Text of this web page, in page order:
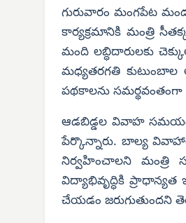
గురువారం మంగపేట
కార్యక్రమానికి మంత్రి
మంది లబ్ధిదారులకు
మధ్యతరగతి కుటుంబాల
పథకాలను సమర్థవంతంగా
ఆడబిడ్డల వివాహ సమయంలో
పేర్కొన్నారు. బాల్య
నిర్వహించాలని మంత్రి
విద్యాభివృద్ధికి ప్రాధాన్యత
చేయడం జరుగుతుందని